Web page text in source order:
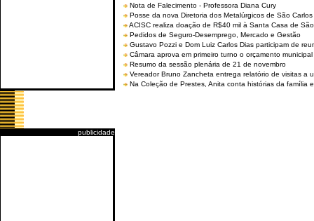
publicidade
Nota de Falecimento - Professora Diana Cury
Posse da nova Diretoria dos Metalúrgicos de São
ACISC realiza doação de R$40 mil à Santa Casa de
Pedidos de Seguro-Desemprego, Mercado e Gestão
Gustavo Pozzi e Dom Luiz Carlos Dias participam de
Câmara aprova em primeiro turno o orçamento
Resumo da sessão plenária de 21 de novembro
Vereador Bruno Zancheta entrega relatório de visitas a
Na Coleção de Prestes, Anita conta histórias da família